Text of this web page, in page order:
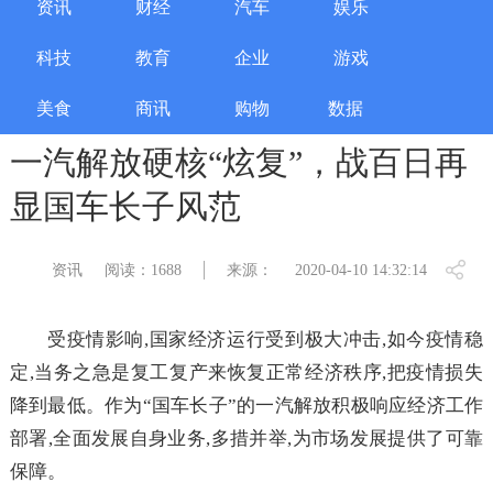
资讯 财经 汽车 娱乐
科技 教育 企业 游戏
美食 商讯 购物 数据
一汽解放硬核“炫复”，战百日再
显国车长子风范
资讯 阅读：1688 来源： 2020-04-10 14:32:14
受疫情影响,国家经济运行受到极大冲击,如今疫情稳
定,当务之急是复工复产来恢复正常经济秩序,把疫情损失
降到最低。作为“国车长子”的一汽解放积极响应经济工作
部署,全面发展自身业务,多措并举,为市场发展提供了可靠
保障。